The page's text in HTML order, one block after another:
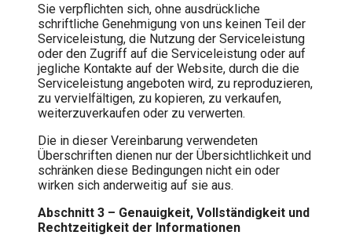
Sie verpflichten sich, ohne ausdrückliche
schriftliche Genehmigung von uns keinen Teil der
Serviceleistung, die Nutzung der Serviceleistung
oder den Zugriff auf die Serviceleistung oder auf
jegliche Kontakte auf der Website, durch die die
Serviceleistung angeboten wird, zu reproduzieren,
zu vervielfältigen, zu kopieren, zu verkaufen,
weiterzuverkaufen oder zu verwerten.
Die in dieser Vereinbarung verwendeten
Überschriften dienen nur der Übersichtlichkeit und
schränken diese Bedingungen nicht ein oder
wirken sich anderweitig auf sie aus.
Abschnitt 3 – Genauigkeit, Vollständigkeit und
Rechtzeitigkeit der Informationen